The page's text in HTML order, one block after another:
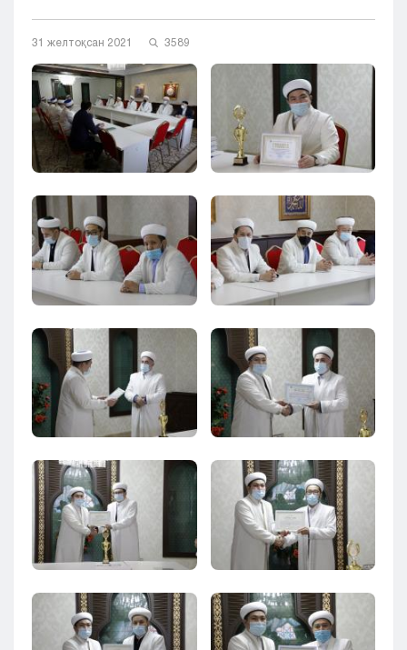
Павлодар
Петропавловск
Семей
Талдыкорган
Тараз
Туркестан
Усть-Каменогорск
Шымкент
31 желтоқсан 2021 3589